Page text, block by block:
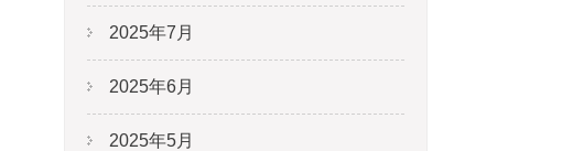
2025年7月
2025年6月
2025年5月